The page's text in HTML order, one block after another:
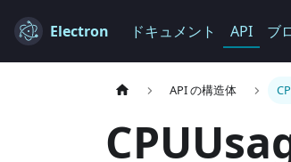
Electron ドキュメント API ブ
API の構造体